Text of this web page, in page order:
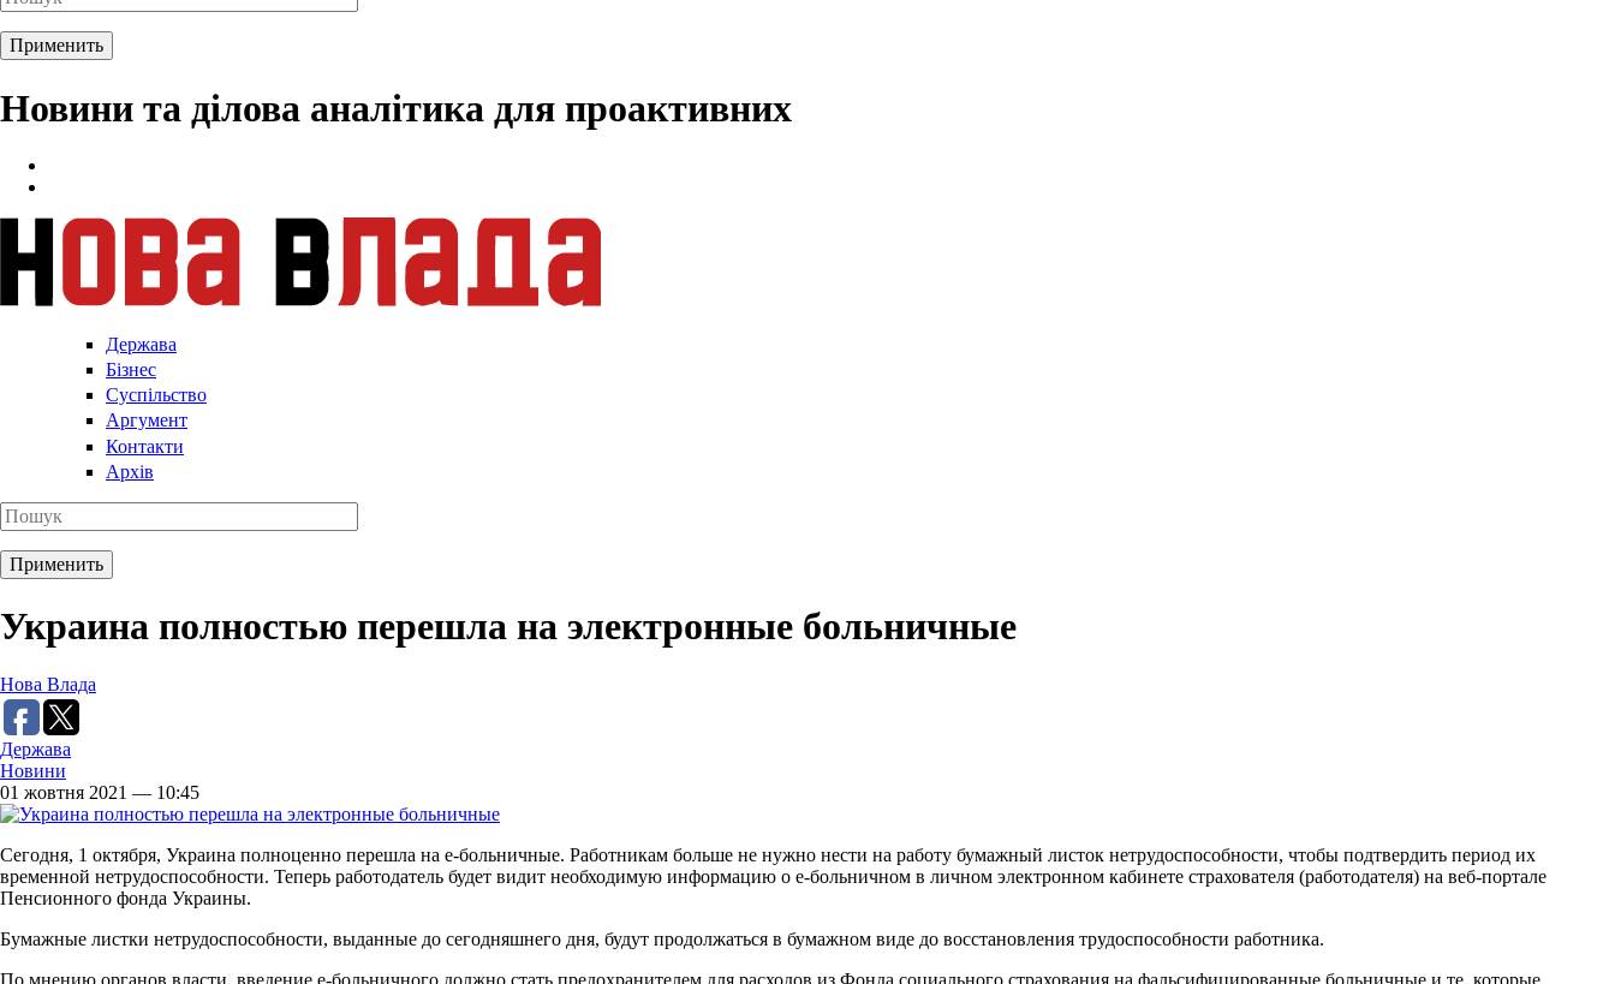
Новини та ділова аналітика для проактивних
Держава
Бізнес
Суспільство
Аргумент
Контакти
Архів
Украина полностью перешла на электронные больничные
Нова Влада
Держава
Новини
01 жовтня 2021 — 10:45
Сегодня, 1 октября, Украина полноценно перешла на е-больничные. Работникам больше не нужно нести на работу бумажный листок нетрудоспособности, чтобы подтвердить период их
временной нетрудоспособности. Теперь работодатель будет видит необходимую информацию о е-больничном в личном электронном кабинете страхователя (работодателя) на веб-портале
Пенсионного фонда Украины.
Бумажные листки нетрудоспособности, выданные до сегодняшнего дня, будут продолжаться в бумажном виде до восстановления трудоспособности работника.
По мнению органов власти, введение е-больничного должно стать предохранителем для расходов из Фонда социального страхования на фальсифицированные больничные и те, которые